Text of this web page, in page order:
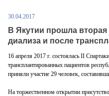
30.04.2017
В Якутии прошла
диализа и после
16 апреля 2017 г. состоялась II
трансплантированных пациентов
приняли участие 29 человек,
На торжественном открытии